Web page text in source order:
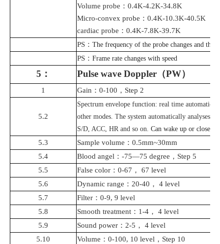
Volume probe ： 0.4K-4.2K-34.8K
Micro-convex probe ： 0.4K-10.3K-40.5K
cardiac probe ： 0.4K-7.8K-39.7K
PS ： The frequency of the probe changes and the
PS ： Frame rate changes with speed
5 ： Pulse wave Doppler （PW）
1 Gain ： 0-100 ， Step 2
5.2
Spectrum envelope function: real time automatic
other modes. The system automatically analyses
S/D, ACC, HR and so on. Can wake up or close
5.3 Sample volume ： 0.5mm~30mm
5.4
Blood angel ： -75—75 degree ， Step 5
5.5
False color ： 0-67 ， 67 level
5.6
Dynamic range ： 20-40 ， 4 level
5.7
Filter ： 0-9, 9 level
5.8
Smooth treatment ： 1-4 ， 4 level
5.9
Sound power ： 2-5 ， 4 level
5.10
Volume ： 0-100, 10 level ， Step 10